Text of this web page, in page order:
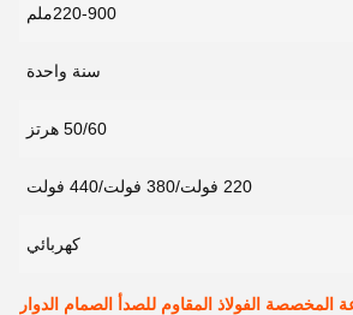
220-900ملم
سنة واحدة
50/60 هرتز
220 فولت/380 فولت/440 فولت
كهربائي
المخصصة الفولاذ المقاوم للصدأ الصمام الدوار